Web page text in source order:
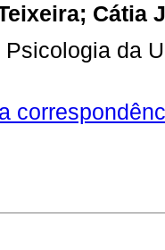
Cátia
Psicologia da